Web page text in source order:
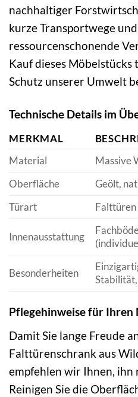
nachhaltiger
kurze Transportwege
ressourcenschonende
Kauf dieses Möbelstücks
Schutz unserer Umwelt
Technische Details im
MERKMAL
Material
Massive
Oberfläche
Geölt,
Türart
Falttüren
Innenausstattung
Besonderheiten
Pflegehinweise für Ihren
Damit Sie lange Freude
Falttürenschrank aus
empfehlen wir Ihnen, ihn
Reinigen Sie die